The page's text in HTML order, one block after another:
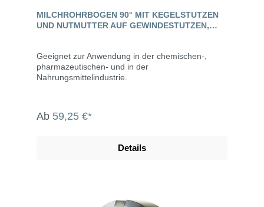
MILCHROHRBOGEN 90° MIT KEGELSTUTZEN
UND NUTMUTTER AUF GEWINDESTUTZEN,
Geeignet zur Anwendung in der chemischen-,
pharmazeutischen- und in der
Nahrungsmittelindustrie.
Ab 59,25 €*
Details